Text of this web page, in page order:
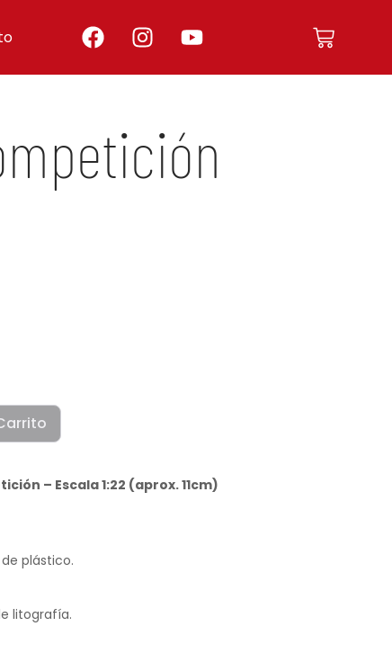
– Escala 1:22 (aprox. 11cm)
plástico.
litografía.